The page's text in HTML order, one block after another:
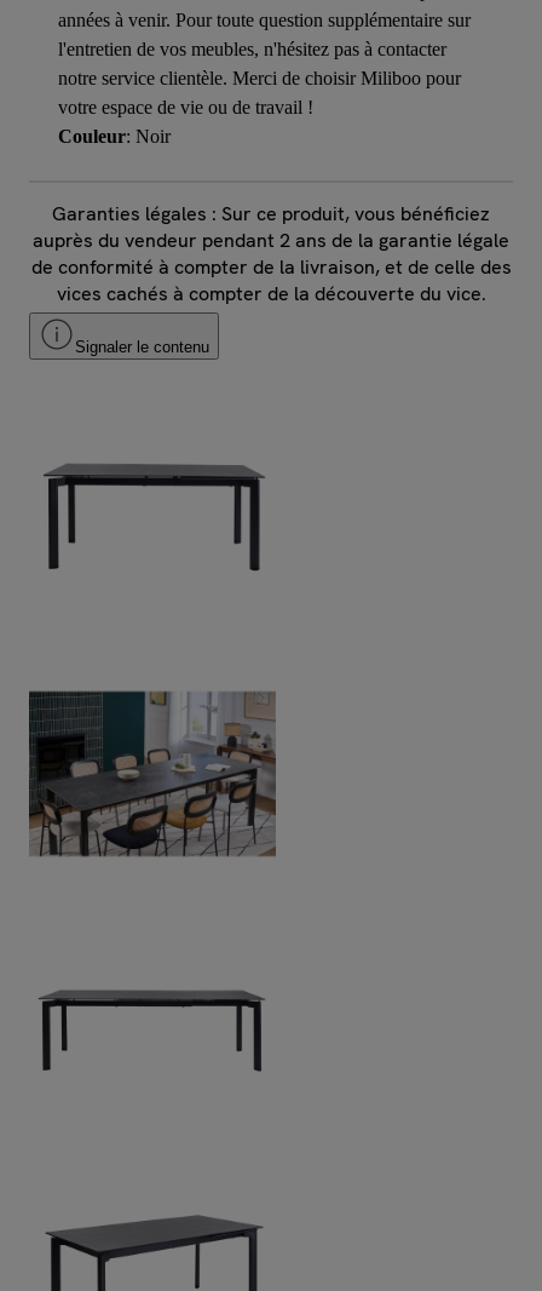
années à venir. Pour toute question supplémentaire sur
l'entretien de vos meubles, n'hésitez pas à contacter
notre service clientèle. Merci de choisir Miliboo pour
votre espace de vie ou de travail !
Couleur: Noir
Garanties légales : Sur ce produit, vous bénéficiez
auprès du vendeur pendant 2 ans de la garantie légale
de conformité à compter de la livraison, et de celle des
vices cachés à compter de la découverte du vice.
Signaler le contenu